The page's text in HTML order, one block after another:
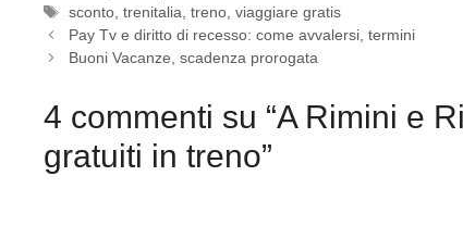
Tag
sconto,trenitalia,treno,viaggiare gratis
Pay Tv e diritto di recesso: come avvalersi, termini
Buoni Vacanze, scadenza prorogata
4 commenti su “A Rimini e
gratuiti in treno”